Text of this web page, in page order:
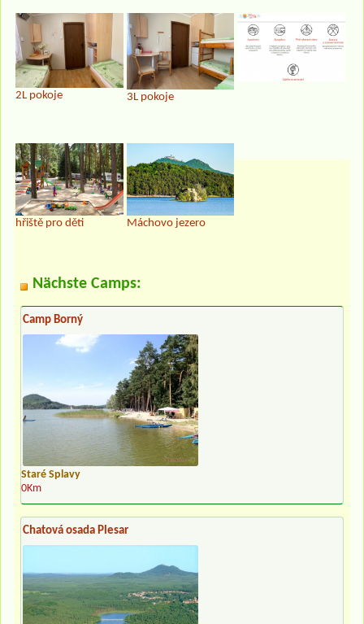
2L pokoje 3L pokoje
hřiště pro děti Máchovo jezero
Nächste Camps:
Camp Borný
Staré Splavy
0Km
Chatová osada Plesar